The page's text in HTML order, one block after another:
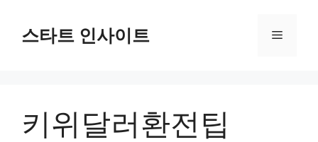
스타트 인사이트 메
키위달러환전팁